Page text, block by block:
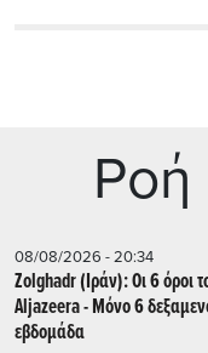
Ρoή
08/08/2026 - 20:34
Zolghadr (Ιράν): Οι 6 όροι
Aljazeera - Mόνο 6
εβδομάδα